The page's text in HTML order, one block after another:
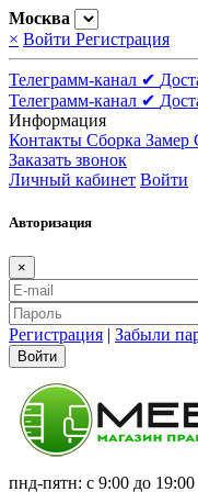
Москва
× Войти Регистрация
Телеграмм-канал ✔
Телеграмм-канал ✔
Информация
Контакты Сборка Замер
Заказать звонок
Личный кабинет Войти
Авторизация
×
Регистрация | Забыли
Войти
пнд-пятн: с 9:00 до